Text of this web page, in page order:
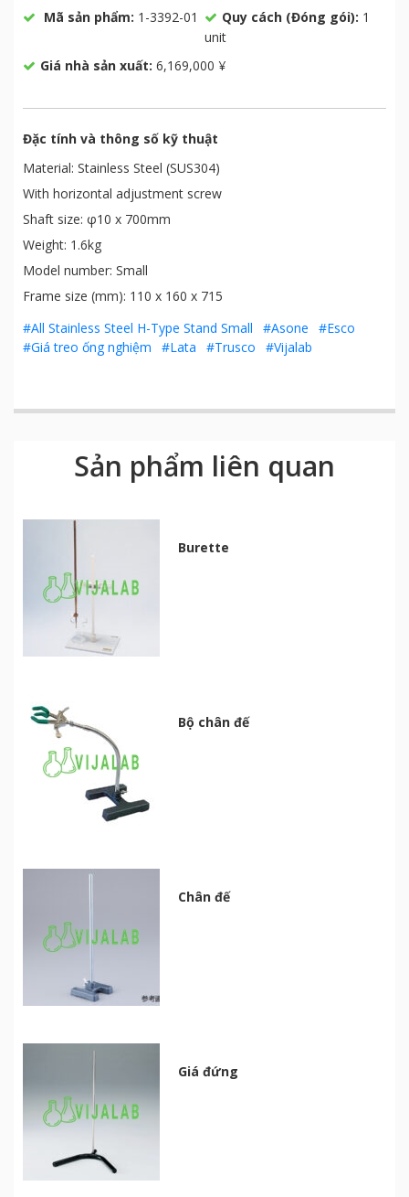
Mã sản phẩm: 1-3392-01 Quy cách (Đóng gói): 1
unit
Giá nhà sản xuất: 6,169,000 ¥
Đặc tính và thông số kỹ thuật
Material: Stainless Steel (SUS304)
With horizontal adjustment screw
Shaft size: φ10 x 700mm
Weight: 1.6kg
Model number: Small
Frame size (mm): 110 x 160 x 715
#All Stainless Steel H-Type Stand Small
#Asone
#Esco
#Giá treo ống nghiệm
#Lata #Trusco #Vijalab
Sản phẩm liên quan
Burette
Bộ chân đế
Chân đế
Giá đứng